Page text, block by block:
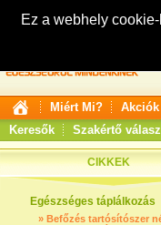
Ez a webhely
Miért Mi? Akciók
Keresők
Szakértő
CIKKEK
Egészséges táplálkozás
» Befőzés tartósítószer